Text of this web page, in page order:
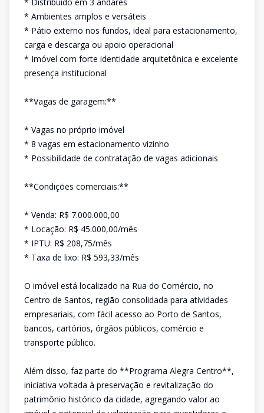
* Ambientes amplos e versáteis
* Pátio externo nos fundos, ideal para estacionamento,
carga e descarga ou apoio operacional
* Imóvel com forte identidade arquitetônica e excelente
presença institucional
**Vagas de garagem:**
* Vagas no próprio imóvel
* 8 vagas em estacionamento vizinho
* Possibilidade de contratação de vagas adicionais
**Condições comerciais:**
* Venda: R$ 7.000.000,00
* Locação: R$ 45.000,00/mês
* IPTU: R$ 208,75/mês
* Taxa de lixo: R$ 593,33/mês
O imóvel está localizado na Rua do Comércio, no
Centro de Santos, região consolidada para atividades
empresariais, com fácil acesso ao Porto de Santos,
bancos, cartórios, órgãos públicos, comércio e
transporte público.
Além disso, faz parte do **Programa Alegra Centro**,
iniciativa voltada à preservação e revitalização do
patrimônio histórico da cidade, agregando valor ao